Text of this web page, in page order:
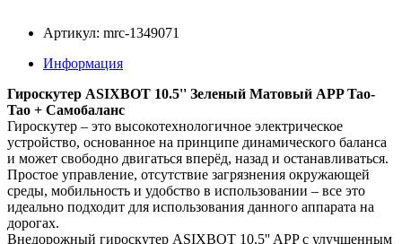
Артикул: mrc-1349071
Информация
Гироскутер ASIXBOT 10.5'' Зеленый Матовый APP Tao-
Tao + Самобаланс
Гироскутер – это высокотехнологичное электрическое
устройство, основанное на принципе динамического баланса
и может свободно двигаться вперёд, назад и останавливаться.
Простое управление, отсутствие загрязнения окружающей
среды, мобильность и удобство в использовании – все это
идеально подходит для использования данного аппарата на
дорогах.
Внедорожный гироскутер ASIXBOT 10.5'' APP с улучшенным